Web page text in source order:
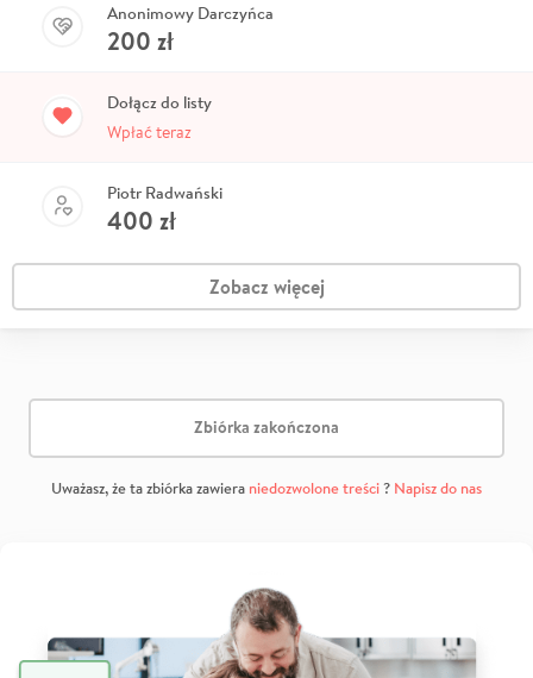
Anonimowy Darczyńca
200 zł
Dołącz do listy
Wpłać teraz
Piotr Radwański
400 zł
Zobacz więcej
Zbiórka zakończona
Uważasz, że ta zbiórka zawiera niedozwolone treści? Napisz do nas